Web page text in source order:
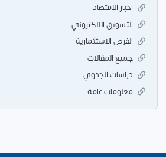
اخبار الاقتصاد
التسويق الالكتروني
الفرص الاستثمارية
جميع المقالات
دراسات الجدوي
معلومات عامة